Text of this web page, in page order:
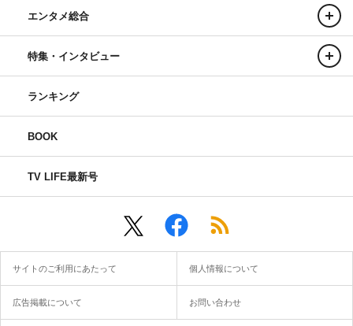
エンタメ総合
特集・インタビュー
ランキング
BOOK
TV LIFE最新号
サイトのご利用にあたって 個人情報について
広告掲載について お問い合わせ